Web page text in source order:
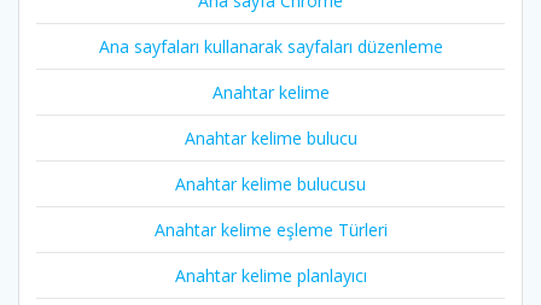
Ana sayfaları kullanarak sayfaları düzenleme
Anahtar kelime
Anahtar kelime bulucu
Anahtar kelime bulucusu
Anahtar kelime eşleme Türleri
Anahtar kelime planlayıcı